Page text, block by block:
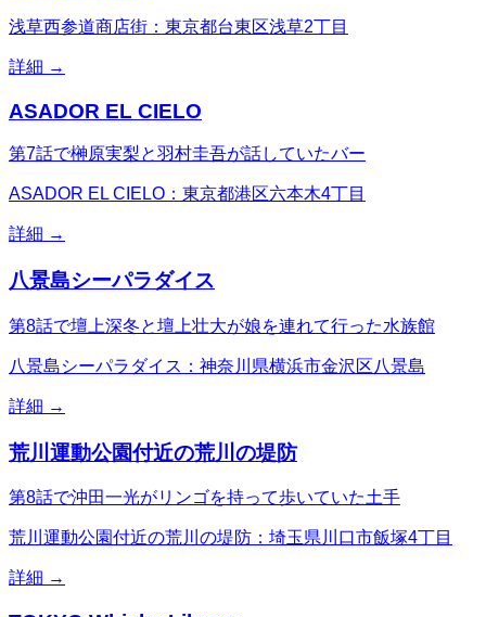
浅草西参道商店街：東京都台東区浅草2丁目
詳細 →
ASADOR EL CIELO
第7話で榊原実梨と羽村圭吾が話していたバー
ASADOR EL CIELO：東京都港区六本木4丁目
詳細 →
八景島シーパラダイス
第8話で壇上深冬と壇上壮大が娘を連れて行った水族館
八景島シーパラダイス：神奈川県横浜市金沢区八景島
詳細 →
荒川運動公園付近の荒川の堤防
第8話で沖田一光がリンゴを持って歩いていた土手
荒川運動公園付近の荒川の堤防：埼玉県川口市飯塚4丁目
詳細 →